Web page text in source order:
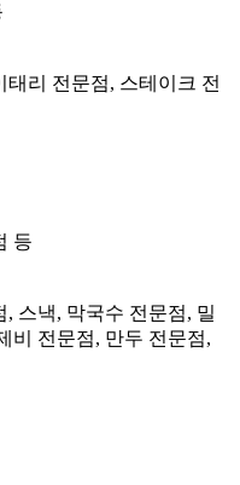
리 전문점, 스테이크 전
등
스낵, 막국수 전문점, 밀
비 전문점, 만두 전문점,